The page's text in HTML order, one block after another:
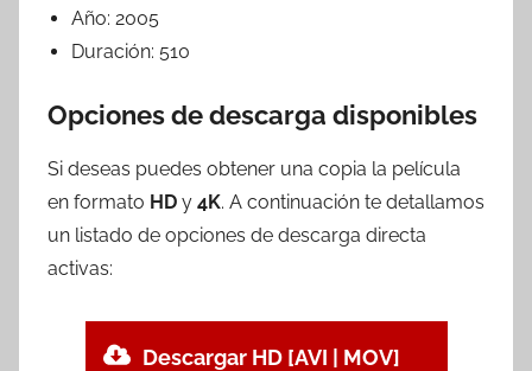
Año: 2005
Duración: 510
Opciones de descarga disponibles
Si deseas puedes obtener una copia la película
en formato HD y 4K. A continuación te detallamos
un listado de opciones de descarga directa
activas:
Descargar HD [AVI | MOV]